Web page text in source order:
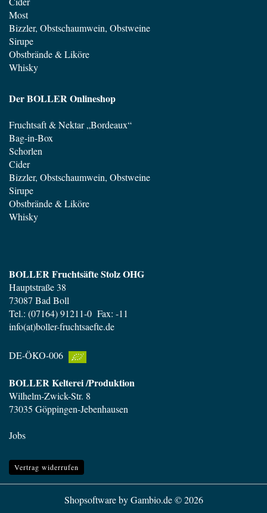
Most
Bizzler, Obstschaumwein, Obstweine
Sirupe
Obstbrände & Liköre
Whisky
Der BOLLER Onlineshop
Fruchtsaft & Nektar „Bordeaux“
Bag-in-Box
Schorlen
Cider
Bizzler, Obstschaumwein, Obstweine
Sirupe
Obstbrände & Liköre
Whisky
BOLLER Fruchtsäfte Stolz OHG
Hauptstraße 38
73087 Bad Boll
Tel.: (07164) 91211-0 Fax: -11
info(at)boller-fruchtsaefte.de
DE-ÖKO-006
BOLLER Kelterei /Produktion
Wilhelm-Zwick-Str. 8
73035 Göppingen-Jebenhausen
Jobs
Vertrag widerrufen
Shopsoftwareby Gambio.de © 2026